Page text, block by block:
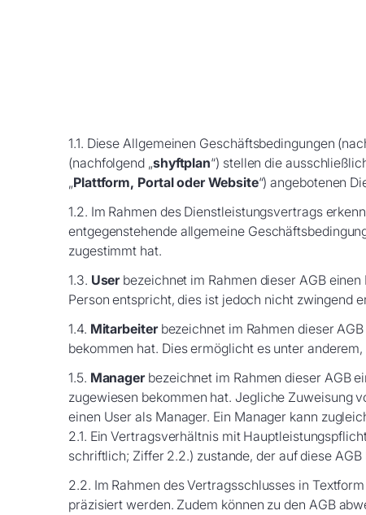
1.1. Diese Allgemeinen Geschäftsbedingungen
(nachfolgend „shyftplan“) stellen die
„Plattform, Portal oder Website“) angebotenen
1.2. Im Rahmen des Dienstleistungsvertrags
entgegenstehende allgemeine
zugestimmt hat.
1.3. Userbezeichnet im Rahmen dieser AGB
Person entspricht, dies ist jedoch nicht zwingend
1.4. Mitarbeiterbezeichnet im Rahmen dieser
bekommen hat. Dies ermöglicht es unter
1.5. Managerbezeichnet im Rahmen dieser AGB
zugewiesen bekommen hat. Jegliche Zuweisung
einen User als Manager. Ein Manager kann
2.1. Ein Vertragsverhältnis mit
schriftlich; Ziffer 2.2.) zustande, der auf diese AGB
2.2. Im Rahmen des Vertragsschlusses in
präzisiert werden. Zudem können zu den AGB